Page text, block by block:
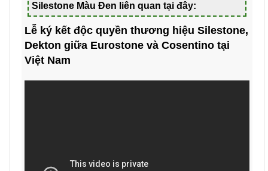
Silestone Màu Đen liên quan tại đây:
Lễ ký kết độc quyền thương hiệu Silestone,
Dekton giữa Eurostone và Cosentino tại
Việt Nam